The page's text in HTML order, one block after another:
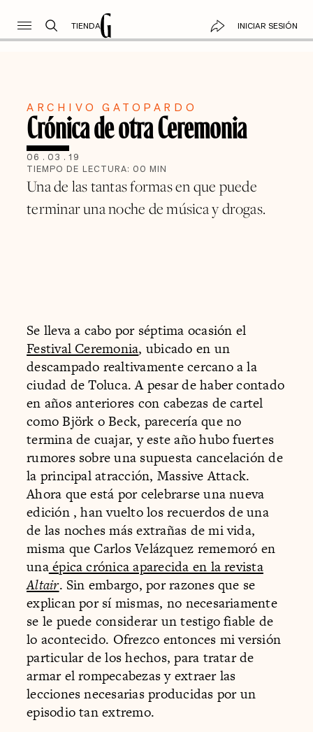
TIENDA INICIAR SESIÓN
ARCHIVO GATOPARDO
Crónica de otra Ceremonia
06 . 03 . 19
TIEMPO DE LECTURA: 00 MIN
Una de las tantas formas en que puede
terminar una noche de música y drogas.
Se lleva a cabo por séptima ocasión el
Festival Ceremonia, ubicado en un
descampado realtivamente cercano a la
ciudad de Toluca. A pesar de haber contado
en años anteriores con cabezas de cartel
como Björk o Beck, parecería que no
termina de cuajar, y este año hubo fuertes
rumores sobre una supuesta cancelación de
la principal atracción, Massive Attack.
Ahora que está por celebrarse una nueva
edición , han vuelto los recuerdos de una
de las noches más extrañas de mi vida,
misma que Carlos Velázquez rememoró en
unaépica crónica aparecida en la revista
Altair. Sin embargo, por razones que se
explican por sí mismas, no necesariamente
se le puede considerar un testigo fiable de
lo acontecido. Ofrezco entonces mi versión
particular de los hechos, para tratar de
armar el rompecabezas y extraer las
lecciones necesarias producidas por un
episodio tan extremo.